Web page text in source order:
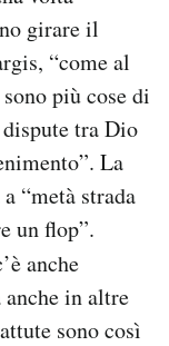
girare il
“come al
più cose di
tra Dio
La
“metà strada
un flop”.
anche
in altre
sono così